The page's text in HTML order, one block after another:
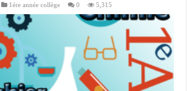
1ére année collège 0 5,315